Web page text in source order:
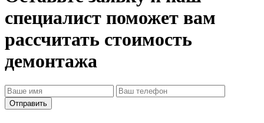
специалист поможет вам
рассчитать стоимость
демонтажа